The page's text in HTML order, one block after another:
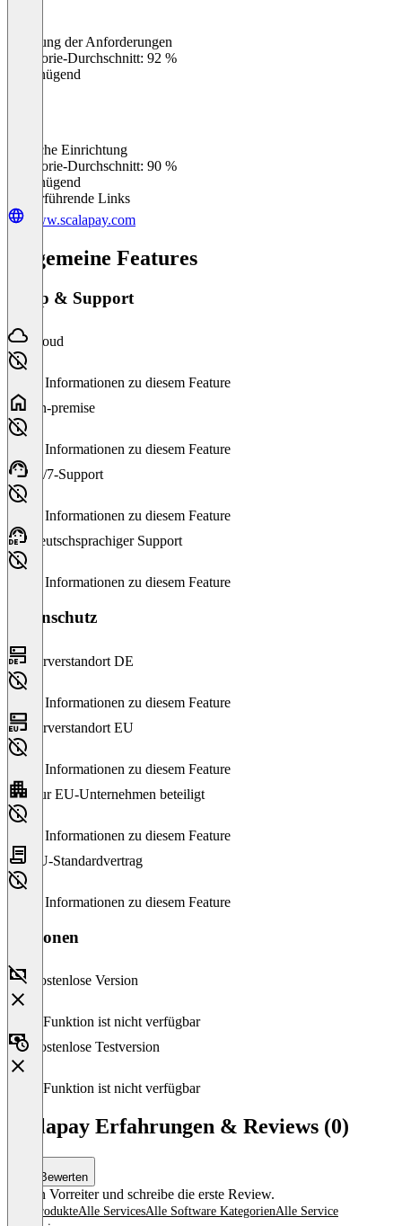
Erfüllung der Anforderungen
Kategorie-Durchschnitt: 92 %
Ungenügend
Einfache Einrichtung
Kategorie-Durchschnitt: 90 %
Ungenügend
Weiterführende Links
www.scalapay.com
Allgemeine Features
Setup & Support
Cloud
Keine Informationen zu diesem Feature
On-premise
Keine Informationen zu diesem Feature
24/7-Support
Keine Informationen zu diesem Feature
Deutschsprachiger Support
Keine Informationen zu diesem Feature
Datenschutz
Serverstandort DE
Keine Informationen zu diesem Feature
Serverstandort EU
Keine Informationen zu diesem Feature
Nur EU-Unternehmen beteiligt
Keine Informationen zu diesem Feature
EU-Standardvertrag
Keine Informationen zu diesem Feature
Versionen
Kostenlose Version
Diese Funktion ist nicht verfügbar
Kostenlose Testversion
Diese Funktion ist nicht verfügbar
Scalapay Erfahrungen & Reviews (0)
Bewerten
Sei ein Vorreiter und schreibe die erste Review.
Alle ProdukteAlle ServicesAlle Software KategorienAlle Service